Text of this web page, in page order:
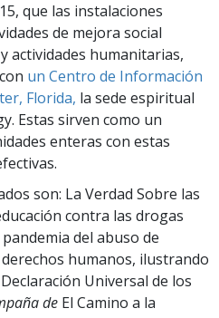
que las instalaciones
de mejora social
actividades humanitarias,
un Centro de Información
Florida, la sede espiritual
Estas sirven como un
enteras con estas
son: La Verdad Sobre las
contra las drogas
del abuso de
humanos, ilustrando
Universal de los
de El Camino a la